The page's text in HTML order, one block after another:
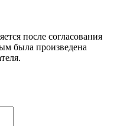
после согласования
была произведена